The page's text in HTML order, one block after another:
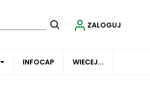
INFOCAP WIECEJ...
ZALOGUJ